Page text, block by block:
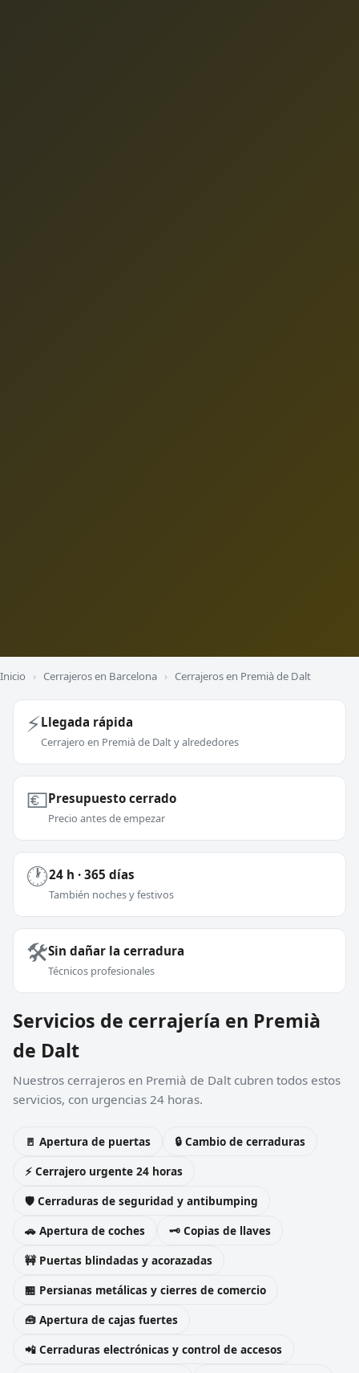
Inicio › Cerrajeros en Barcelona › Cerrajeros en Premià de Dalt
⚡Llegada rápida
Cerrajero en Premià de Dalt y alrededores
💶Presupuesto cerrado
Precio antes de empezar
🕐24 h · 365 días
También noches y festivos
🛠️Sin dañar la cerradura
Técnicos profesionales
Servicios de cerrajería en Premià
de Dalt
Nuestros cerrajeros en Premià de Dalt cubren todos estos
servicios, con urgencias 24 horas.
🚪 Apertura de puertas
🔒 Cambio de cerraduras
⚡ Cerrajero urgente 24 horas
🛡️ Cerraduras de seguridad y antibumping
🚗 Apertura de coches
🗝️ Copias de llaves
🚧 Puertas blindadas y acorazadas
🏪 Persianas metálicas y cierres de comercio
🧰 Apertura de cajas fuertes
📲 Cerraduras electrónicas y control de accesos